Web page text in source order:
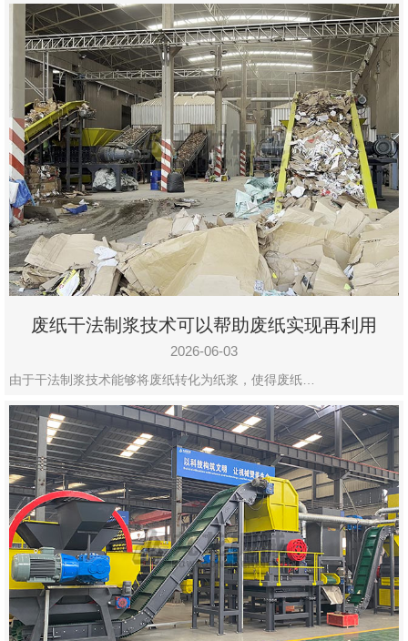
废纸干法制浆技术可以帮助废纸实现再利用
2026-06-03
由于干法制浆技术能够将废纸转化为纸浆，使得废纸…